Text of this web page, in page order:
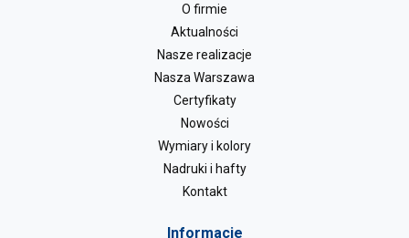
O firmie
Aktualności
Nasze realizacje
Nasza Warszawa
Certyfikaty
Nowości
Wymiary i kolory
Nadruki i hafty
Kontakt
Informacje